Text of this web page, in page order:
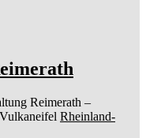
Reimerath –
Vulkaneifel Rheinland-